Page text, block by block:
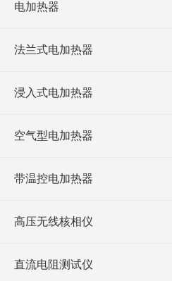
电加热器
法兰式电加热器
浸入式电加热器
空气型电加热器
带温控电加热器
高压无线核相仪
直流电阻测试仪